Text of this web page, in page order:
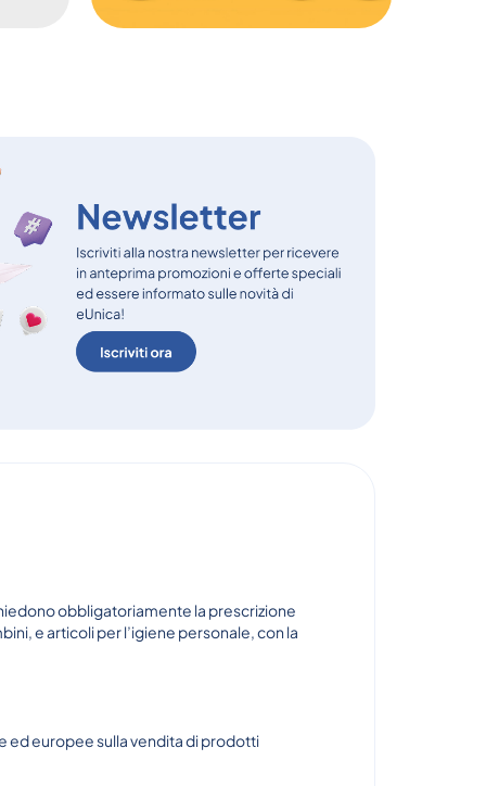
obbligatoriamente la prescrizione
e articoli per l’igiene personale, con la
ed europee sulla vendita di prodotti